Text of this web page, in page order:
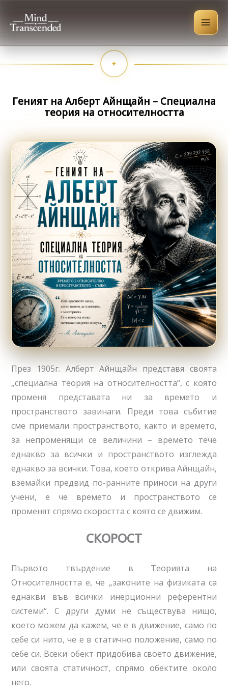
content
Геният на Алберт Айнщайн – Специална
теория на относителността
През 1905г. Алберт Айнщайн представя своята
„специална теория на относителността“, с която
променя представата ни за времето и
пространството завинаги. Преди това събитие
сме приемали пространството, както и времето,
за непроменящи се величини – времето тече
еднакво за всички и пространството изглежда
еднакво за всички. Това, което открива Айнщайн,
вземайки предвид по-ранните приноси на други
учени, е че времето и пространството се
променят спрямо скоростта с която се движим.
СКОРОСТ
Първото твърдение в Теорията на
Относителността е, че „законите на физиката са
еднакви във всички инерционни референтни
системи“. С други думи не съществува нищо,
което можем да кажем, че е в движение, само по
себе си нито, че е в статично положение, само по
себе си. Всеки обект придобива своето движение,
или своята статичност, спрямо обектите около
него.